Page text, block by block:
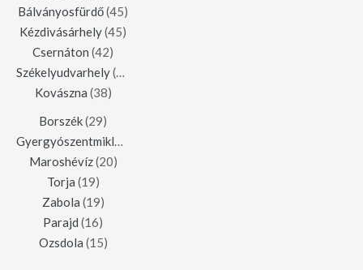
Bálványosfürdő(45)
Kézdivásárhely(45)
Csernáton (42)
Székelyudvarhely(42)
Kovászna (38)
Borszék(29)
Gyergyószentmiklós
Maroshévíz(20)
Torja (19)
Zabola (19)
Parajd (16)
Ozsdola (15)